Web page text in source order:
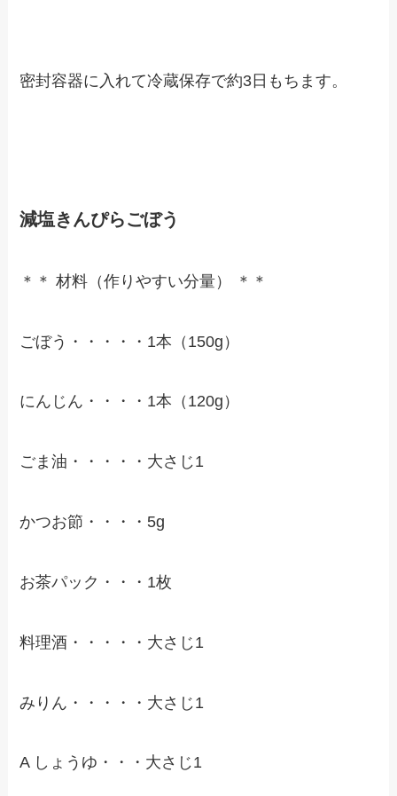
密封容器に入れて冷蔵保存で約3日もちます。
減塩きんぴらごぼう
＊＊ 材料（作りやすい分量） ＊＊
ごぼう・・・・・1本（150g）
にんじん・・・・1本（120g）
ごま油・・・・・大さじ1
かつお節・・・・5g
お茶パック・・・1枚
料理酒・・・・・大さじ1
みりん・・・・・大さじ1
A しょうゆ・・・大さじ1